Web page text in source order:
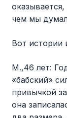
чем мы
Вот истории
М.,46 лет:
«бабский»
привычкой
она